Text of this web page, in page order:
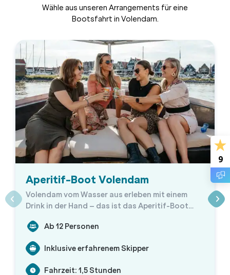
Wähle aus unseren Arrangements für eine
Bootsfahrt in Volendam.
Aperitif-Boot Volendam
Volendam vom Wasser aus erleben mit einem
Drink in der Hand – das ist das Aperitif-Boot
Ab 12 Personen
Inklusive erfahrenem Skipper
Fahrzeit: 1,5 Stunden
9